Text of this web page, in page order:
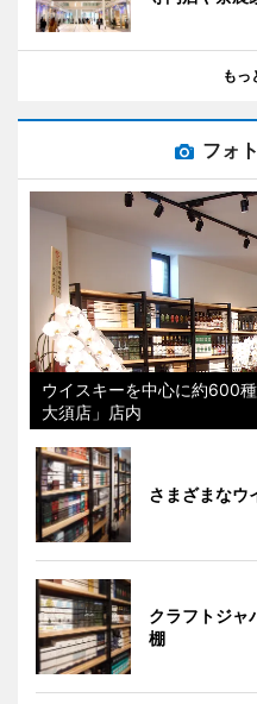
もっ
フォ
ウイスキーを中心に約600
大須店」店内
さまざまなウ
クラフトジャ
棚